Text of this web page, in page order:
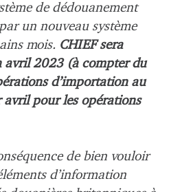
de dédouanement
un nouveau système
mois. CHIEF sera
avril 2023 (à compter du
d’importation au
avril pour les opérations
de bien vouloir
d’information